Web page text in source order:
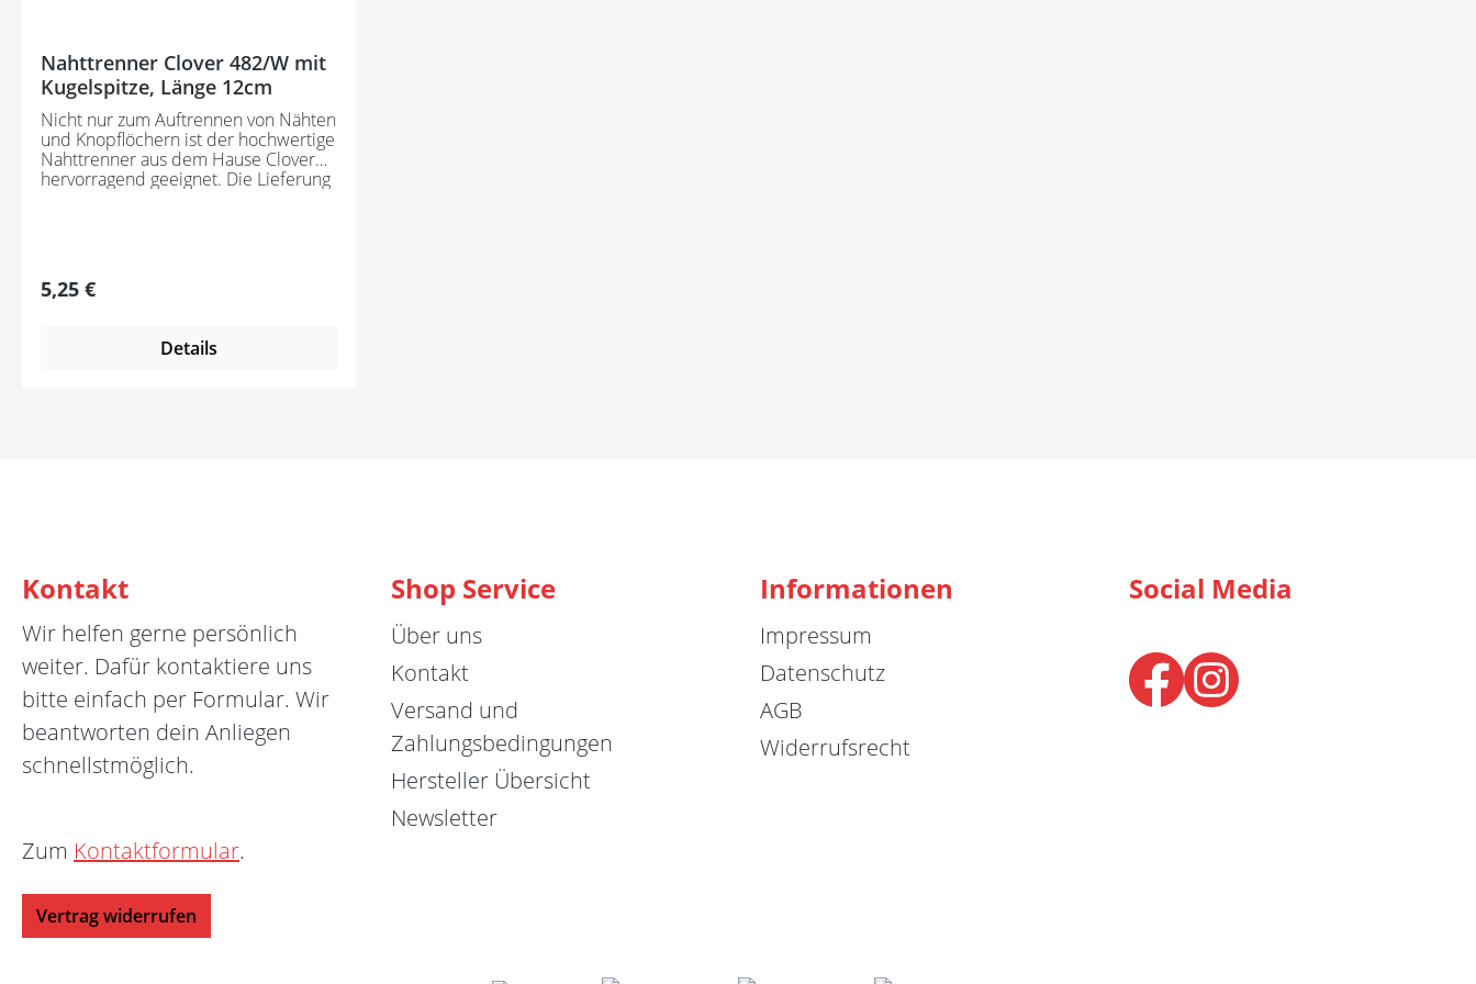
Nahttrenner Clover 482/W mit
Kugelspitze, Länge 12cm
Nicht nur zum Auftrennen von Nähten
und Knopflöchern ist der hochwertige
Nahttrenner aus dem Hause Clover
hervorragend geeignet. Die Lieferung
Regulärer Preis:
5,25 €
Details
Kontakt
Wir helfen gerne persönlich
weiter. Dafür kontaktiere uns
bitte einfach per Formular. Wir
beantworten dein Anliegen
schnellstmöglich.
Zum Kontaktformular.
Vertrag widerrufen
Shop Service
Über uns
Kontakt
Versand und
Zahlungsbedingungen
Hersteller Übersicht
Newsletter
Informationen
Impressum
Datenschutz
AGB
Widerrufsrecht
Social Media